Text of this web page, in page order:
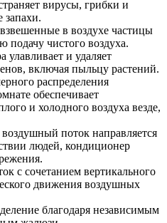
вирусы, грибки и
запахи.
в воздухе частицы
подачу чистого воздуха.
улавливает и удаляет
включая пыльцу растений.
распределения
обеспечивает
и холодного воздуха везде,
поток направляется
людей, кондиционер
с сочетанием вертикального
движения воздушных
благодаря независимым